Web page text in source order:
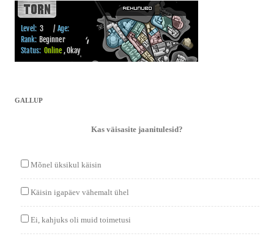
GALLUP
Kas väisasite jaanitulesid?
Mõnel üksikul käisin
Käisin igapäev vähemalt ühel
Ei, kahjuks oli muid toimetusi